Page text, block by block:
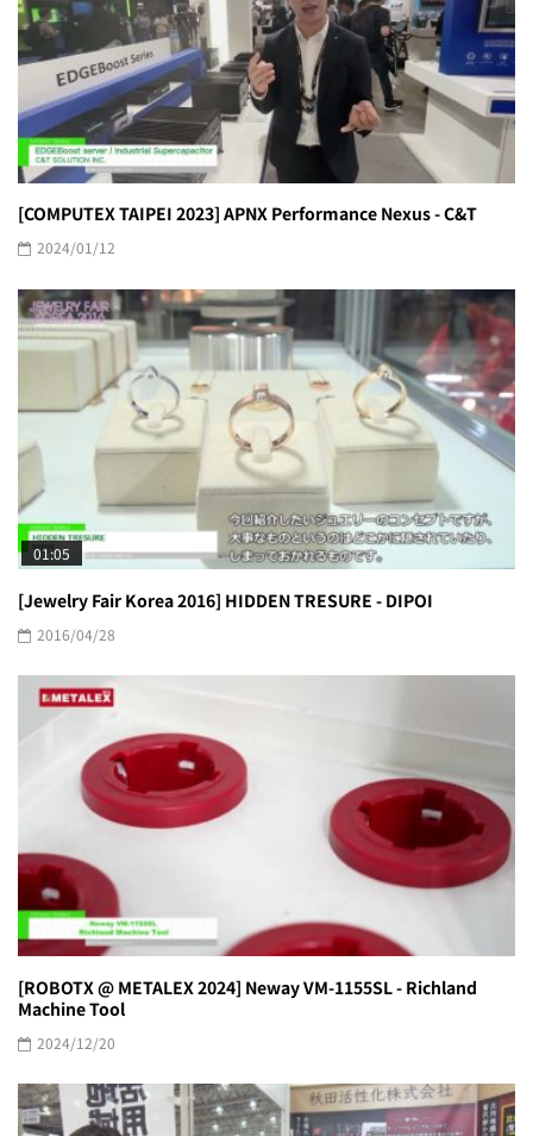
[COMPUTEX TAIPEI 2023] APNX Performance Nexus - C&T
2024/01/12
01:05
[Jewelry Fair Korea 2016] HIDDEN TRESURE - DIPOI
2016/04/28
[ROBOTX @ METALEX 2024] Neway VM-1155SL - Richland
Machine Tool
2024/12/20